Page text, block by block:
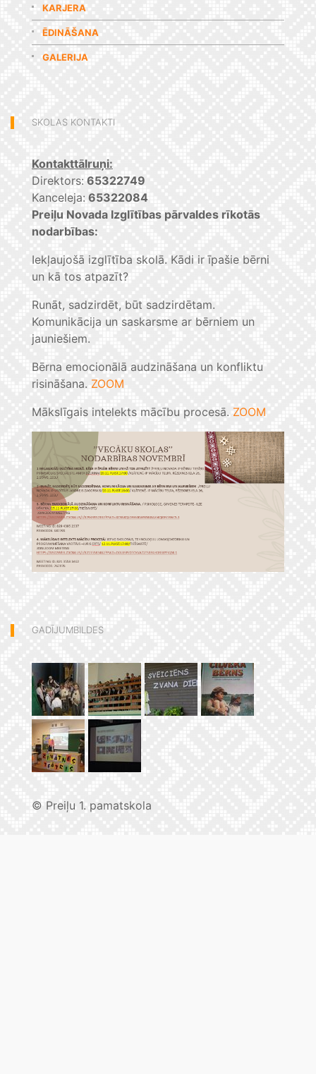
KARJERA
ĒDINĀŠANA
GALERIJA
SKOLAS KONTAKTI
Kontakttālruņi:
Direktors: 65322749
Kanceleja: 65322084
Preiļu Novada Izglītības pārvaldes rīkotās
nodarbības:
Iekļaujošā izglītība skolā. Kādi ir īpašie bērni
un kā tos atpazīt?
Runāt, sadzirdēt, būt sadzirdētam.
Komunikācija un saskarsme ar bērniem un
jauniešiem.
Bērna emocionālā audzināšana un konfliktu
risināšana. ZOOM
Mākslīgais intelekts mācību procesā. ZOOM
GADĪJUMBILDES
© Preiļu 1. pamatskola